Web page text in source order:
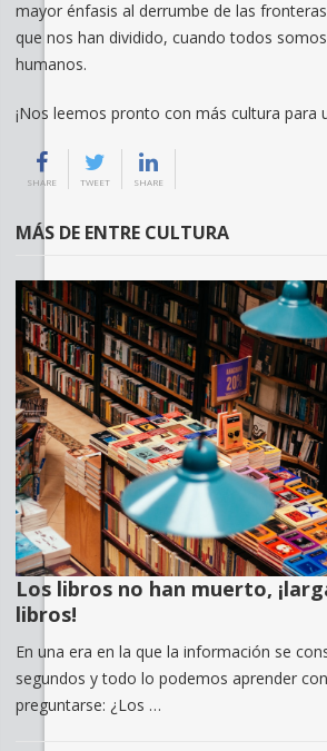
mayor énfasis al derrumbe de las
que nos han dividido, cuando todos
humanos.
¡Nos leemos pronto con más cultura para
SHARE TWEET SHARE
MÁS DE ENTRE CULTURA
Los libros no han muerto,
libros!
En una era en la que la información se
segundos y todo lo podemos aprender
preguntarse: ¿Los …